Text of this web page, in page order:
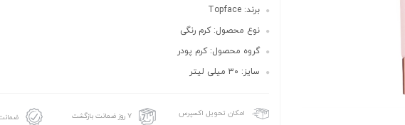
برند: Topface
نوع محصول: کرم رنگی
گروه محصول: کرم پودر
سایز: ۳۰ میلی لیتر
امکان تحویل اکسپرس ۷ روز ضمانت بازگشت